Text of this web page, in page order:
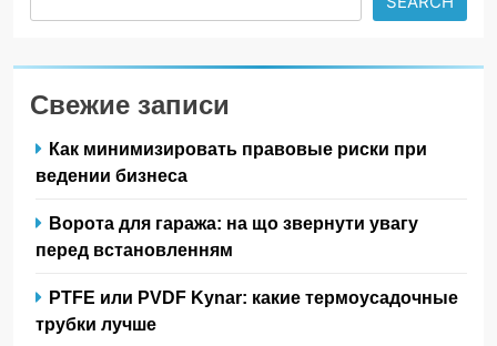
Свежие записи
Как минимизировать правовые риски при
ведении бизнеса
Ворота для гаража: на що звернути увагу
перед встановленням
PTFE или PVDF Kynar: какие термоусадочные
трубки лучше